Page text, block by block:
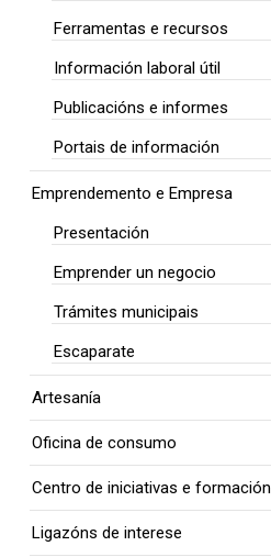
Ferramentas e recursos
Información laboral útil
Publicacións e informes
Portais de información
Emprendemento e Empresa
Presentación
Emprender un negocio
Trámites municipais
Escaparate
Artesanía
Oficina de consumo
Centro de iniciativas e formación
Ligazóns de interese